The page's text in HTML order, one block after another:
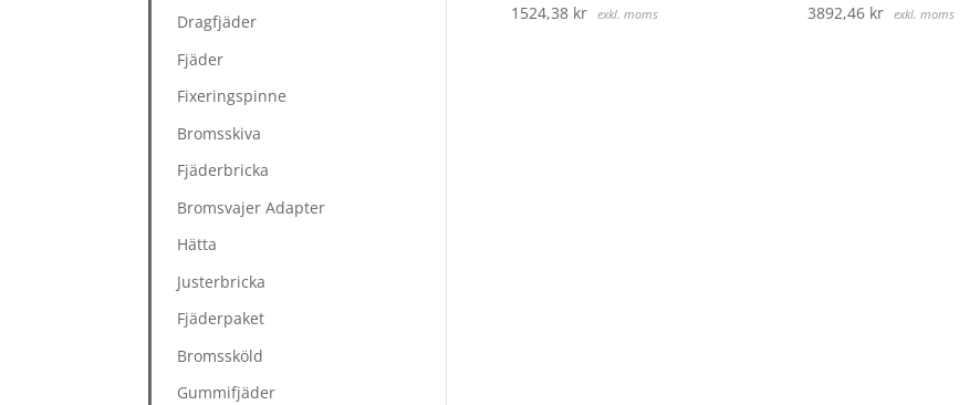
1524,38 kr exkl. moms 3892,46 kr exkl. moms
Dragfjäder
Fjäder
Fixeringspinne
Bromsskiva
Fjäderbricka
Bromsvajer Adapter
Hätta
Justerbricka
Fjäderpaket
Bromssköld
Gummifjäder